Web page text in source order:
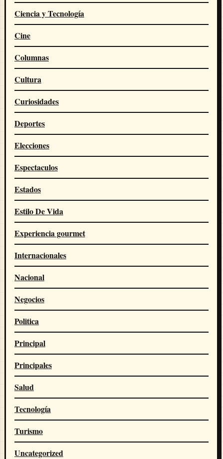
Ciencia y Tecnología
Cine
Columnas
Cultura
Curiosidades
Deportes
Elecciones
Espectaculos
Estados
Estilo De Vida
Experiencia gourmet
Internacionales
Nacional
Negocios
Politica
Principal
Principales
Salud
Tecnología
Turismo
Uncategorized